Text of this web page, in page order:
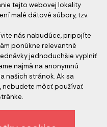
tejto webovej lokality
malé dátové súbory, tzv.
nás nabudúce, pripojíte
ponúkne relevantné
jednoduchšie vyplniť
najmä na anonymnú
našich stránok. Ak sa
môcť používať